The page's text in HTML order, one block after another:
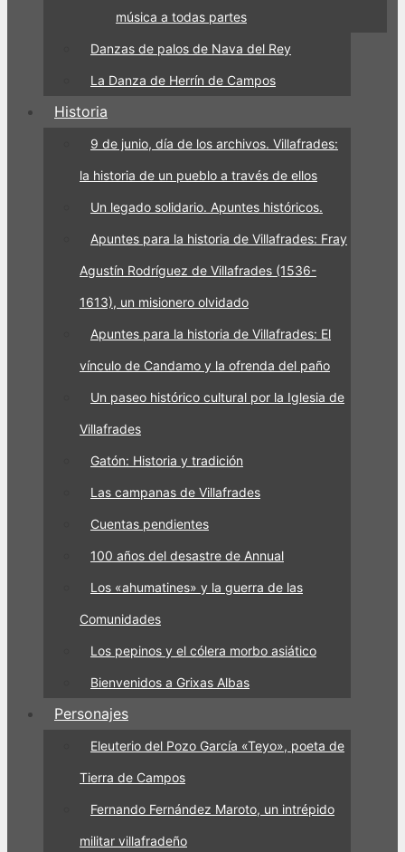
música a todas partes
Danzas de palos de Nava del Rey
La Danza de Herrín de Campos
Historia
9 de junio, día de los archivos. Villafrades:
la historia de un pueblo a través de ellos
Un legado solidario. Apuntes históricos.
Apuntes para la historia de Villafrades: Fray
Agustín Rodríguez de Villafrades (1536-
1613), un misionero olvidado
Apuntes para la historia de Villafrades: El
vínculo de Candamo y la ofrenda del paño
Un paseo histórico cultural por la Iglesia de
Villafrades
Gatón: Historia y tradición
Las campanas de Villafrades
Cuentas pendientes
100 años del desastre de Annual
Los «ahumatines» y la guerra de las
Comunidades
Los pepinos y el cólera morbo asiático
Bienvenidos a Grixas Albas
Personajes
Eleuterio del Pozo García «Teyo», poeta de
Tierra de Campos
Fernando Fernández Maroto, un intrépido
militar villafradeño